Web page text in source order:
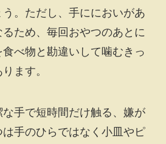
。ただし、手ににおいがあ
ため、毎回おやつのあとに
べ物と勘違いして噛むきっ
ます。
手で短時間だけ触る、嫌が
手のひらではなく小皿やピ